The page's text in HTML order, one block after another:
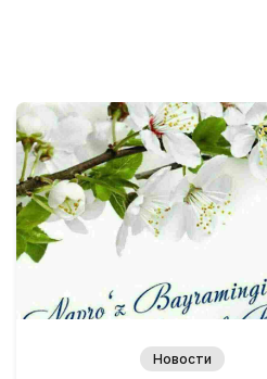
Новости